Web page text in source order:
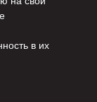
в их